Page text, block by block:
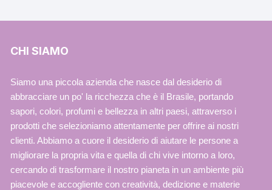
CHI SIAMO
Siamo una piccola azienda che nasce dal desiderio di
abbracciare un po' la ricchezza che è il Brasile, portando
sapori, colori, profumi e bellezza in altri paesi, attraverso i
prodotti che selezioniamo attentamente per offrire ai nostri
clienti. Abbiamo a cuore il desiderio di aiutare le persone a
migliorare la propria vita e quella di chi vive intorno a loro,
cercando di trasformare il nostro pianeta in un ambiente più
piacevole e accogliente con creatività, dedizione e materie